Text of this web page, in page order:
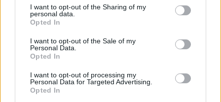
not limited to your visit or usage behaviour. You may click to
grant or deny consent to Google and its third-party tags to
use your data for below specified purposes in below Google
consent section.
I want to opt-out of the Sharing of my
personal data.
Opted In
I want to opt-out of the Sale of my
Personal Data.
Opted In
I want to opt-out of processing my
Personal Data for Targeted Advertising.
Opted In
Κάποια περιστατικά βίας αγνοούνται από τη
διεθνή κοινότητα σε μεγάλο βαθμό, όπως στην